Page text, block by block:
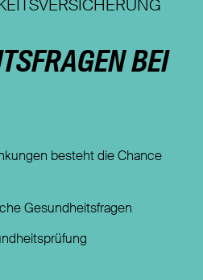
BEI
besteht die Chance
Gesundheitsfragen